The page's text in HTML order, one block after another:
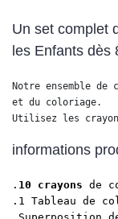
Un set complet
les Enfants dès
Notre ensemble
et du coloriage.
Utilisez les
informations
. 10 crayons de
.1 Tableau de